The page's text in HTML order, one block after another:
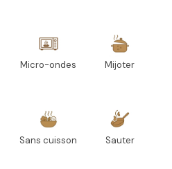
Micro-ondes Mijoter
Sans cuisson Sauter